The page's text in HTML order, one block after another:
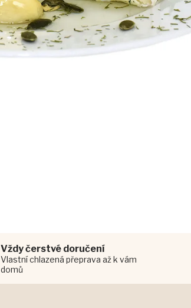
Vždy čerstvé doručení
Vlastní chlazená přeprava až k vám
domů